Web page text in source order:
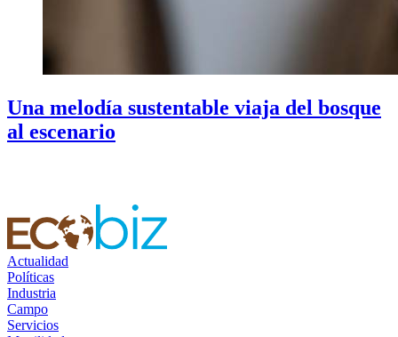
Una melodía sustentable viaja del bosque
al escenario
Actualidad
Políticas
Industria
Campo
Servicios